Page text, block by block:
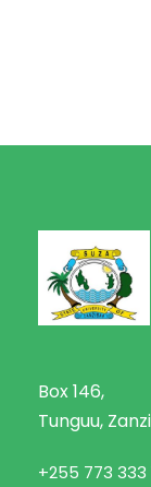
Box 146,
Tunguu,
+255 773 333